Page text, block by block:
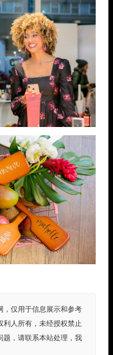
，仅用于信息展示和参考
利人所有，未经授权禁止
题，请联系本站处理，我